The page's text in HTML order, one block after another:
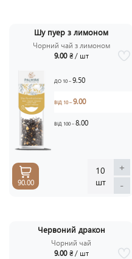
Шу пуер з лимоном
Чорний чай з лимоном
9.00 ₴ / шт
ДО 10 –9.50
ВІД 10 –9.00
ВІД 100 –8.00
10
шт
+
-
90.00
Червоний дракон
Чорний чай
9.00 ₴ / шт